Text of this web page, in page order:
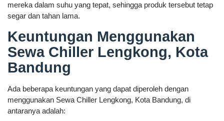
mereka dalam suhu yang tepat, sehingga produk tersebut tetap
segar dan tahan lama.
Keuntungan Menggunakan
Sewa Chiller Lengkong, Kota
Bandung
Ada beberapa keuntungan yang dapat diperoleh dengan
menggunakan Sewa Chiller Lengkong, Kota Bandung, di
antaranya adalah: